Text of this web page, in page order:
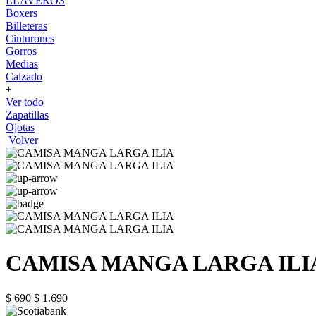
Boxers
Billeteras
Cinturones
Gorros
Medias
Calzado
+
Ver todo
Zapatillas
Ojotas
Volver
CAMISA MANGA LARGA
$ 690 $ 1.690